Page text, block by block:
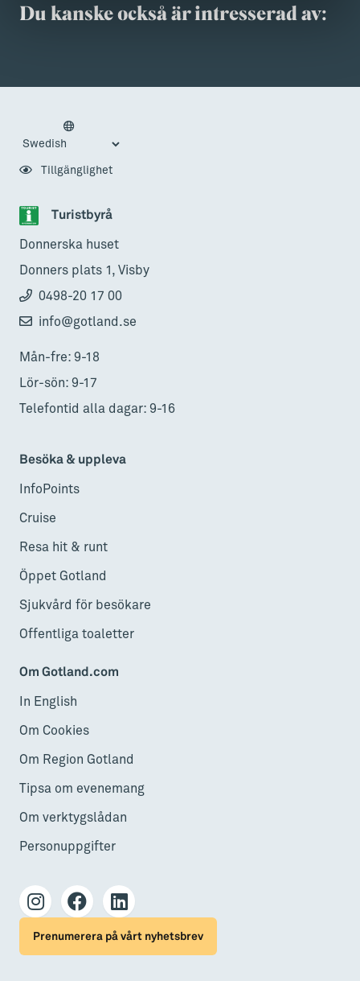
Du kanske också är intresserad av:
Turistbyrå
Donnerska huset
Donners plats 1, Visby
0498-20 17 00
info@gotland.se
Mån-fre: 9-18
Lör-sön: 9-17
Telefontid alla dagar: 9-16
Besöka & uppleva
InfoPoints
Cruise
Resa hit & runt
Öppet Gotland
Sjukvård för besökare
Offentliga toaletter
Om Gotland.com
In English
Om Cookies
Om Region Gotland
Tipsa om evenemang
Om verktygslådan
Personuppgifter
Tillgänglighet
Prenumerera på vårt nyhetsbrev